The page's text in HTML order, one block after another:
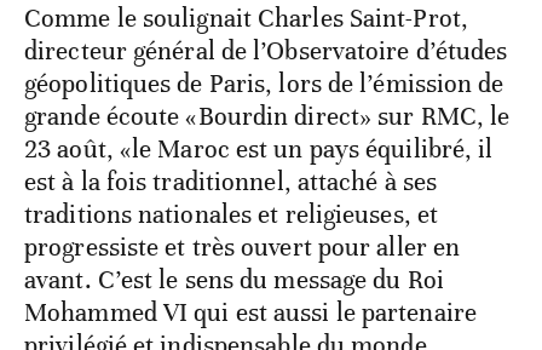
Comme le soulignait Charles Saint-Prot,
directeur général de l’Observatoire d’études
géopolitiques de Paris, lors de l’émission de
grande écoute «Bourdin direct» sur RMC, le
23 août, «le Maroc est un pays équilibré, il
est à la fois traditionnel, attaché à ses
traditions nationales et religieuses, et
progressiste et très ouvert pour aller en
avant. C’est le sens du message du Roi
Mohammed VI qui est aussi le partenaire